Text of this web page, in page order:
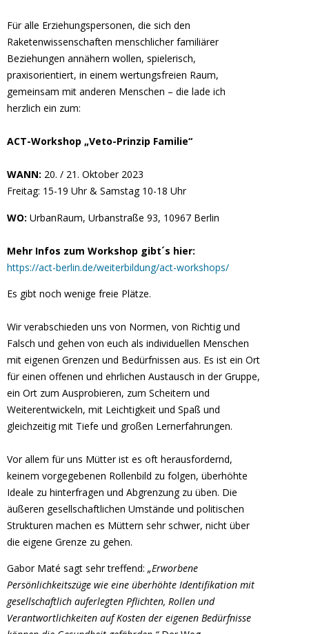
Für alle Erziehungspersonen, die sich den
Raketenwissenschaften menschlicher familiärer
Beziehungen annähern wollen, spielerisch,
praxisorientiert, in einem wertungsfreien Raum,
gemeinsam mit anderen Menschen – die lade ich
herzlich ein zum:
ACT-Workshop „Veto-Prinzip Familie“
WANN: 20. / 21. Oktober 2023
Freitag: 15-19 Uhr & Samstag 10-18 Uhr
WO: UrbanRaum, Urbanstraße 93, 10967 Berlin
Mehr Infos zum Workshop gibt´s hier:
https://act-berlin.de/weiterbildung/act-workshops/
Es gibt noch wenige freie Plätze.
Wir verabschieden uns von Normen, von Richtig und
Falsch und gehen von euch als individuellen Menschen
mit eigenen Grenzen und Bedürfnissen aus. Es ist ein Ort
für einen offenen und ehrlichen Austausch in der Gruppe,
ein Ort zum Ausprobieren, zum Scheitern und
Weiterentwickeln, mit Leichtigkeit und Spaß und
gleichzeitig mit Tiefe und großen Lernerfahrungen.
Vor allem für uns Mütter ist es oft herausfordernd,
keinem vorgegebenen Rollenbild zu folgen, überhöhte
Ideale zu hinterfragen und Abgrenzung zu üben. Die
äußeren gesellschaftlichen Umstände und politischen
Strukturen machen es Müttern sehr schwer, nicht über
die eigene Grenze zu gehen.
Gabor Maté sagt sehr treffend: „Erworbene
Persönlichkeitszüge wie eine überhöhte Identifikation mit
gesellschaftlich auferlegten Pflichten, Rollen und
Verantwortlichkeiten auf Kosten der eigenen Bedürfnisse